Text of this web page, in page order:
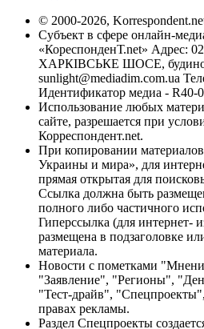
© 2000-2026,
Субъект в сфере онлайн-
«КореспонденТ.net» Адрес:
ХАРКІВСЬКЕ ШОСЕ, будинок
sunlight@mediadim.com.ua
Идентификатор медиа - R40-
Использование любых
сайте, разрешается при
Корреспондент.net.
При копировании
Украины и мира», для
прямая открытая для
Ссылка должна быть
полного либо частичного
Гиперссылка (для интернет-
размещена в подзаголовке
материала.
Новости с пометками
"Заявление", "Регионы",
"Тест-драйв",
правах рекламы.
Раздел Спецпроекты